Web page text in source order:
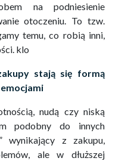
na podniesienie
otoczeniu. To tzw.
temu, co robią inni,
klo
stają się formą
nudą czy niską
podobny do innych
wynikający z zakupu,
ale w dłuższej